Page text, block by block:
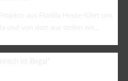
aus Florida Heute führt uns
und von dort aus stellen wir...